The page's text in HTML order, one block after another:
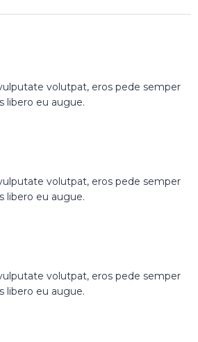
volutpat, eros pede semper
libero eu augue.
volutpat, eros pede semper
libero eu augue.
volutpat, eros pede semper
libero eu augue.